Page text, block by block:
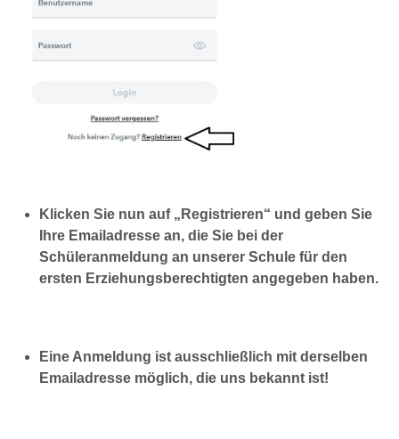
Klicken Sie nun auf „Registrieren“ und geben Sie
Ihre Emailadresse an, die Sie bei der
Schüleranmeldung an unserer Schule für den
ersten Erziehungsberechtigten angegeben haben.
Eine Anmeldung ist ausschließlich mit derselben
Emailadresse möglich, die uns bekannt ist!